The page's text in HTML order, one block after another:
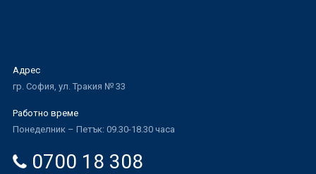
Адрес
гр. София, ул. Тракия № 33
Работно време
Понеделник – Петък: 09.30-18.30 часа
0700 18 308